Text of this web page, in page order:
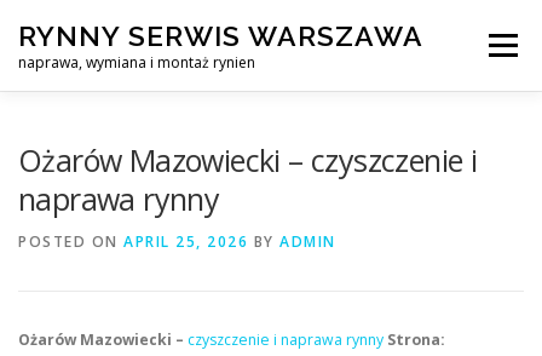
content
RYNNY SERWIS WARSZAWA
naprawa, wymiana i montaż rynien
Menu
Ożarów Mazowiecki – czyszczenie i
naprawa rynny
POSTED ON APRIL 25, 2026 BY ADMIN
Ożarów Mazowiecki – czyszczenie i naprawa rynny Strona: